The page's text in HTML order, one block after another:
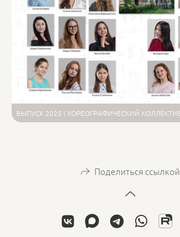
Поделиться ссылкой